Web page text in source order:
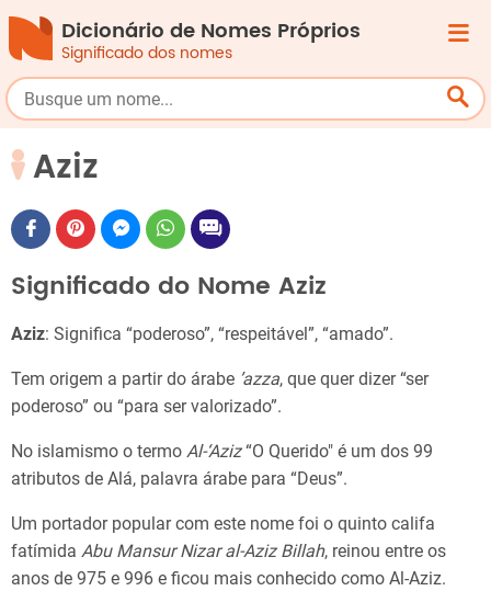
Dicionário de Nomes Próprios
Significado dos nomes
Aziz
Significado do Nome Aziz
Aziz: Significa “poderoso”, “respeitável”, “amado”.
Tem origem a partir do árabe ’azza, que quer dizer “ser
poderoso” ou “para ser valorizado”.
No islamismo o termo Al-‘Aziz“O Querido" é um dos 99
atributos de Alá, palavra árabe para “Deus”.
Um portador popular com este nome foi o quinto califa
fatímida Abu Mansur Nizar al-Aziz Billah, reinou entre os
anos de 975 e 996 e ficou mais conhecido como Al-Aziz.